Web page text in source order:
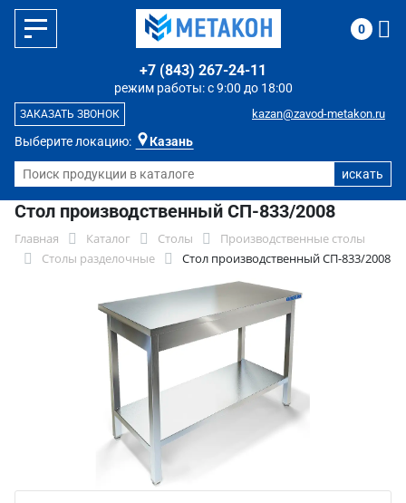
Выберите локацию: Казань
режим работы: с 9:00 до 18:00
+7 (843) 267-24-11
kazan@zavod-metakon.ru
ЗАКАЗАТЬ ЗВОНОК
0
Стол производственный СП-833/2008
Главная Каталог Столы
Производственные столы
Столы разделочные
Стол производственный СП-833/2008